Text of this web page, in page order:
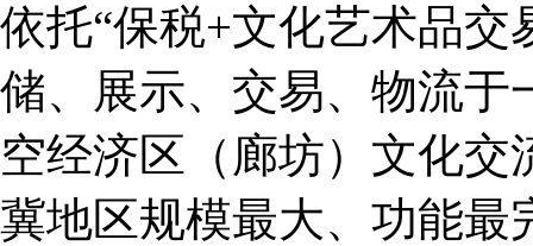
依托“保税+文化艺术品
储、展示、交易、物流于
空经济区（廊坊）文化
冀地区规模最大、功能最